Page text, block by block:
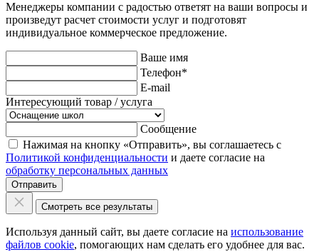
Менеджеры компании с радостью ответят на ваши вопросы и
произведут расчет стоимости услуг и подготовят
индивидуальное коммерческое предложение.
Ваше имя
Телефон*
E-mail
Интересующий товар / услуга
Сообщение
Нажимая на кнопку «Отправить», вы соглашаетесь с
Политикой конфиденциальности и даете согласие на
обработку персональных данных
Отправить
Смотреть все результаты
Используя данный сайт, вы даете согласие на использование
файлов cookie, помогающих нам сделать его удобнее для вас.